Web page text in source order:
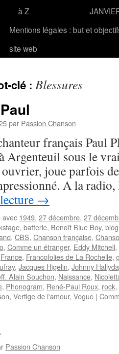
à Z
Mentions légales : but et
site web
clé : Blessures
par Passion Chanson
français Paul
Argenteuil sous le
joue parfois
A la
→
avec 1949, 27 décembre, 27
, batterie, Benoît Blue Boy,
, CBS, Chanson française,
, Comme un étranger, Eddy Mitchell,
France, Francofolies de La Rochelle,
, Jacques Higelin, Johnny
Alain Souchon, Naissance,
, Phonogram, René-Paul Roux, rock,
, Vertige de l'amour, Vogue |
Passion Chanson